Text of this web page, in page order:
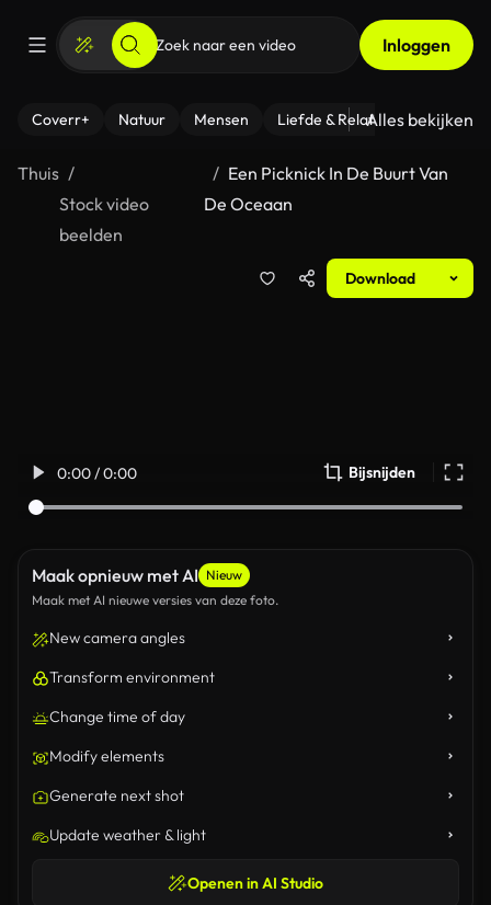
Inloggen
Coverr+ Natuur Mensen Liefde & Relaties - Fitness
Alles bekijken
Thuis
Stock video
beelden
Een Picknick In De Buurt Van
De Oceaan
Download
0:00 / 0:00 Bijsnijden
Maak opnieuw met AI Nieuw
Maak met AI nieuwe versies van deze foto.
New camera angles
Transform environment
Change time of day
Modify elements
Generate next shot
Update weather & light
Openen in AI Studio